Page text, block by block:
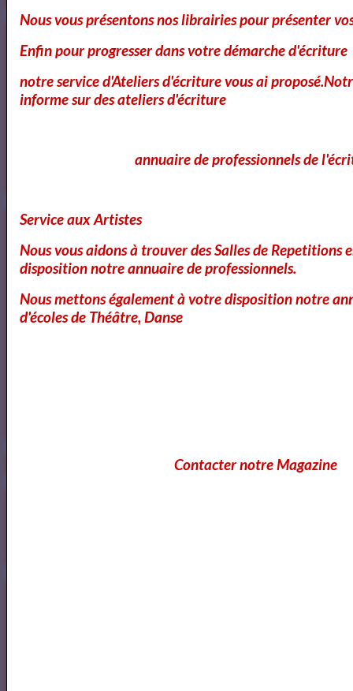
Nous vous présentons nos librairies pour présenter
Enfin pour progresser dans votre démarche d'écriture
notre service d'Ateliers d'écriture vous ai
informe sur des ateliers d'écriture
annuaire de professionnels de
Service aux Artistes
Nous vous aidons à trouver des Salles de Repetitions
disposition notre annuaire de professionnels.
Nous mettons également à votre disposition notre
d'écoles de Théâtre, Danse
Contacter notre Magazine